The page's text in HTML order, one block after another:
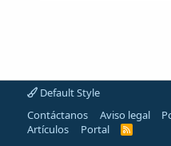
Default Style
Contáctanos
Aviso legal
Artículos
Portal
R